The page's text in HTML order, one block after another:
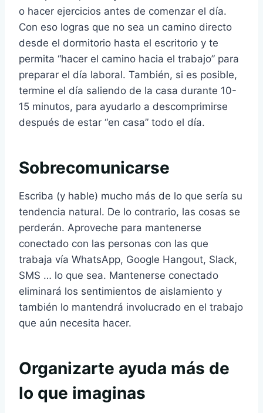
o hacer ejercicios antes de comenzar el día.
Con eso logras que no sea un camino directo
desde el dormitorio hasta el escritorio y te
permita “hacer el camino hacia el trabajo” para
preparar el día laboral. También, si es posible,
termine el día saliendo de la casa durante 10-
15 minutos, para ayudarlo a descomprimirse
después de estar “en casa” todo el día.
Sobrecomunicarse
Escriba (y hable) mucho más de lo que sería su
tendencia natural. De lo contrario, las cosas se
perderán. Aproveche para mantenerse
conectado con las personas con las que
trabaja vía WhatsApp, Google Hangout, Slack,
SMS … lo que sea. Mantenerse conectado
eliminará los sentimientos de aislamiento y
también lo mantendrá involucrado en el trabajo
que aún necesita hacer.
Organizarte ayuda más de
lo que imaginas